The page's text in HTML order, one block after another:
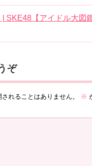
| SKE48【アイドル大図
ぞ
れることはありません。 ※